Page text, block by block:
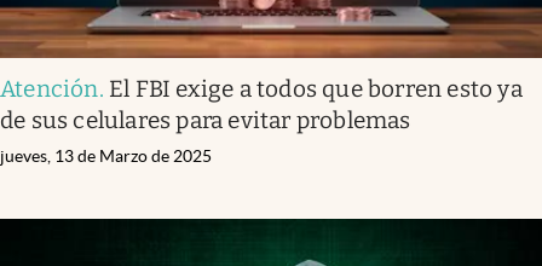
Atención. El FBI exige a todos que borren esto ya
de sus celulares para evitar problemas
jueves, 13 de Marzo de 2025